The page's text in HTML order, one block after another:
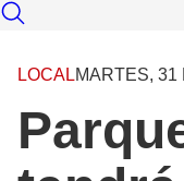
LOCALMARTES, 31